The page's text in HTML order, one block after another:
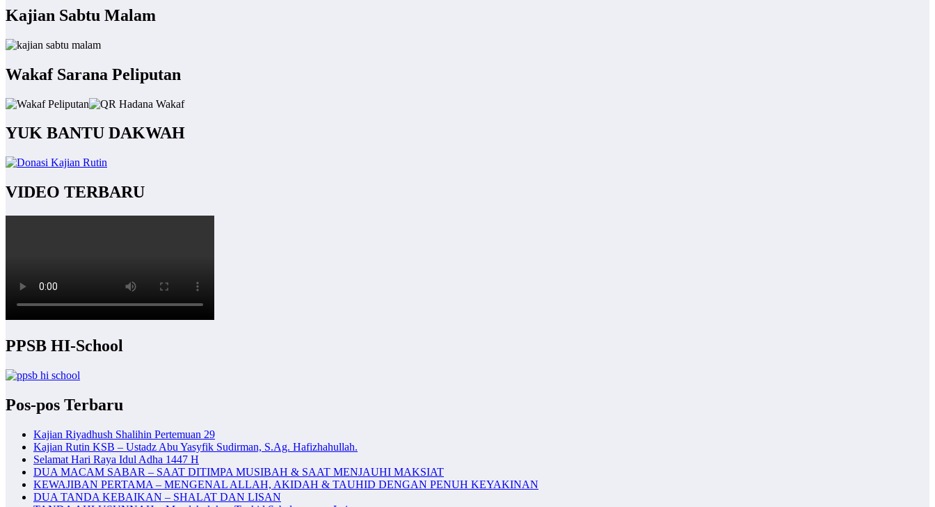
Kajian Sabtu Malam
Wakaf Sarana Peliputan
YUK BANTU DAKWAH
VIDEO TERBARU
PPSB HI-School
Pos-pos Terbaru
Kajian Riyadhush Shalihin Pertemuan 29
Kajian Rutin KSB – Ustadz Abu Yasyfik Sudirman, S.Ag. Hafizhahullah.
Selamat Hari Raya Idul Adha 1447 H
DUA MACAM SABAR – SAAT DITIMPA MUSIBAH & SAAT MENJAUHI MAKSIAT
KEWAJIBAN PERTAMA – MENGENAL ALLAH, AKIDAH & TAUHID DENGAN PENUH KEYAKINAN
DUA TANDA KEBAIKAN – SHALAT DAN LISAN